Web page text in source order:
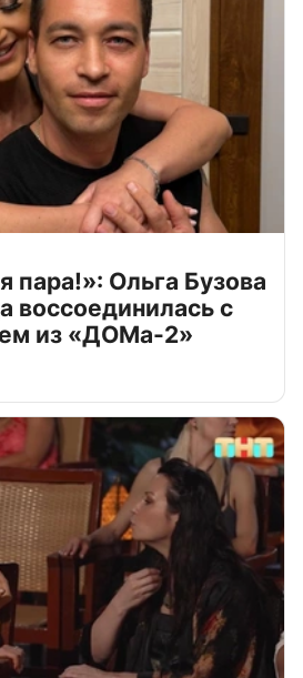
пара!»: Ольга Бузова
воссоединилась с
из «ДОМа-2»